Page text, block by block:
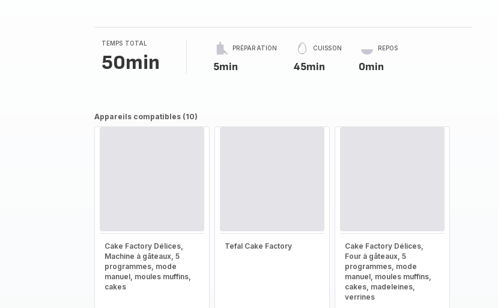
TEMPS TOTAL
50min
PRÉPARATION
5min
CUISSON
45min
REPOS
0min
Appareils compatibles (10)
Cake Factory Délices,
Machine à gâteaux, 5
programmes, mode
manuel, moules muffins,
cakes
Tefal Cake Factory
Cake Factory Délices,
Four à gâteaux, 5
programmes, mode
manuel, moules muffins,
cakes, madeleines,
verrines